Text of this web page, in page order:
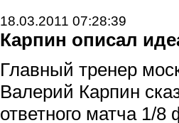
18.03.2011 07:28:39
Карпин описал
Главный тренер
Валерий Карпин
ответного матча 1/